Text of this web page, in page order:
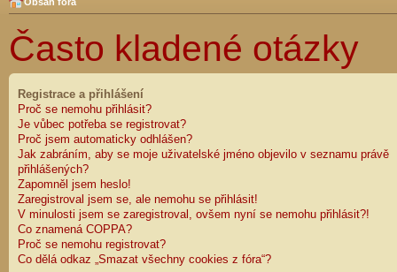
Často kladené otázky
Registrace a přihlášení
Proč se nemohu přihlásit?
Je vůbec potřeba se registrovat?
Proč jsem automaticky odhlášen?
Jak zabráním, aby se moje uživatelské jméno objevilo v seznamu právě
přihlášených?
Zapomněl jsem heslo!
Zaregistroval jsem se, ale nemohu se přihlásit!
V minulosti jsem se zaregistroval, ovšem nyní se nemohu přihlásit?!
Co znamená COPPA?
Proč se nemohu registrovat?
Co dělá odkaz „Smazat všechny cookies z fóra“?